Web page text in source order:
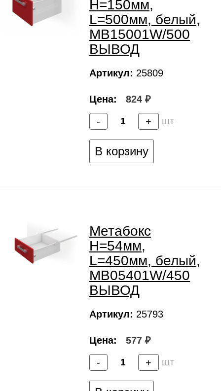
H=150мм,
L=500мм, белый,
MB15001W/500
ВЫВОД
Артикул: 25809
Цена: 824 ₽
- + шт
В корзину
Метабокс
H=54мм,
L=450мм, белый,
MB05401W/450
ВЫВОД
Артикул: 25793
Цена: 577 ₽
- + шт